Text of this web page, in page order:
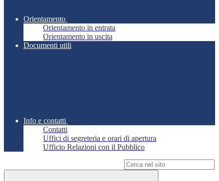
Orientamento
Orientamento in entrata
Orientamento in uscita
Documenti utili
Info e contatti
Contatti
Uffici di segreteria e orari di apertura
Ufficio Relazioni con il Pubblico